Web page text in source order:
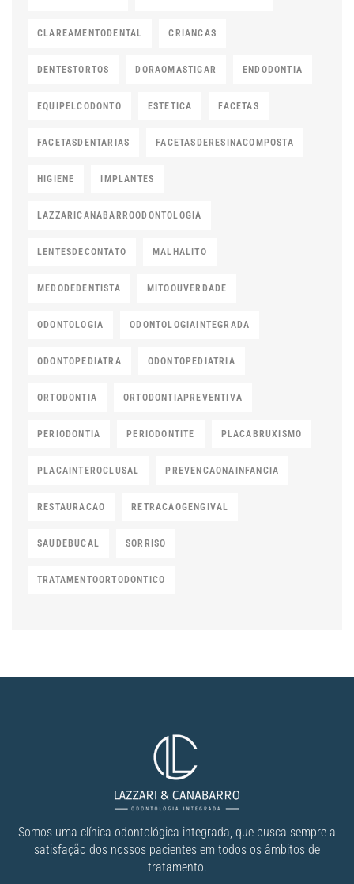
CLAREAMENTODENTAL CRIANCAS
DENTESTORTOS DORAOMASTIGAR ENDODONTIA
EQUIPELCODONTO ESTETICA FACETAS
FACETASDENTARIAS FACETASDERESINACOMPOSTA
HIGIENE IMPLANTES
LAZZARICANABARROODONTOLOGIA
LENTESDECONTATO MALHALITO
MEDODEDENTISTA MITOOUVERDADE
ODONTOLOGIA ODONTOLOGIAINTEGRADA
ODONTOPEDIATRA ODONTOPEDIATRIA
ORTODONTIA ORTODONTIAPREVENTIVA
PERIODONTIA PERIODONTITE PLACABRUXISMO
PLACAINTEROCLUSAL PREVENCAONAINFANCIA
RESTAURACAO RETRACAOGENGIVAL
SAUDEBUCAL SORRISO
TRATAMENTOORTODONTICO
Somos uma clínica odontológica integrada, que busca sempre a
satisfação dos nossos pacientes em todos os âmbitos de
tratamento.